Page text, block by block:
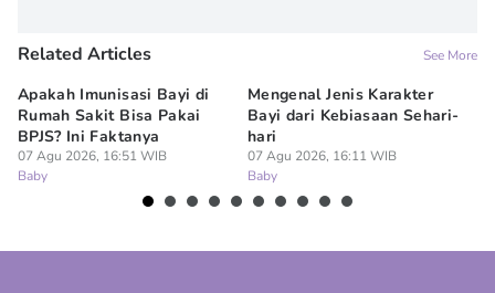
Related Articles See More
Apakah Imunisasi Bayi di
Rumah Sakit Bisa Pakai
BPJS? Ini Faktanya
07 Agu 2026, 16:51 WIB
Baby
Mengenal Jenis Karakter
Bayi dari Kebiasaan Sehari-
hari
07 Agu 2026, 16:11 WIB
Baby